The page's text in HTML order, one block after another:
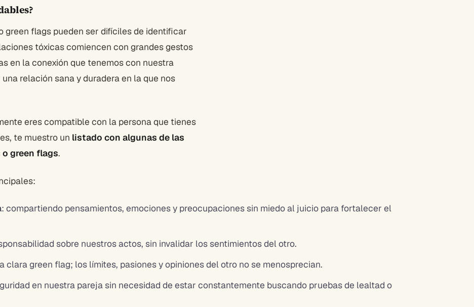
green flags pueden ser difíciles de identificar
tóxicas comiencen con grandes gestos
en la conexión que tenemos con nuestra
relación sana y duradera en la que nos
eres compatible con la persona que tienes
te muestro un listado con algunas de las
green flags.
: compartiendo pensamientos, emociones y preocupaciones sin miedo al juicio para fortalecer el
sobre nuestros actos, sin invalidar los sentimientos del otro.
clara green flag; los límites, pasiones y opiniones del otro no se menosprecian.
en nuestra pareja sin necesidad de estar constantemente buscando pruebas de lealtad o